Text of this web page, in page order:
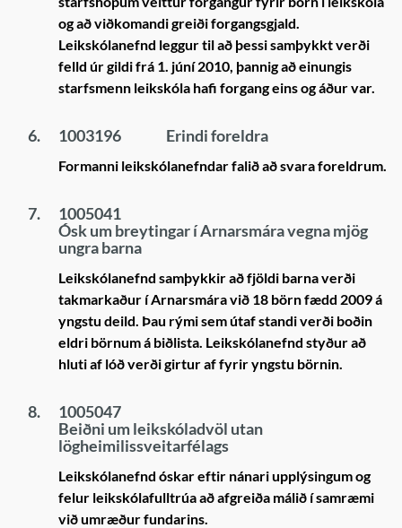
og að viðkomandi greiði forgangsgjald.
Leikskólanefnd leggur til að þessi samþykkt verði
felld úr gildi frá 1. júní 2010, þannig að einungis
starfsmenn leikskóla hafi forgang eins og áður var.
6. 1003196 Erindi foreldra
Formanni leikskólanefndar falið að svara foreldrum.
7.
1005041
Ósk um breytingar í Arnarsmára vegna mjög
ungra barna
Leikskólanefnd samþykkir að fjöldi barna verði
takmarkaður í Arnarsmára við 18 börn fædd 2009 á
yngstu deild. Þau rými sem útaf standi verði boðin
eldri börnum á biðlista. Leikskólanefnd styður að
hluti af lóð verði girtur af fyrir yngstu börnin.
8.
1005047
Beiðni um leikskóladvöl utan
lögheimilissveitarfélags
Leikskólanefnd óskar eftir nánari upplýsingum og
felur leikskólafulltrúa að afgreiða málið í samræmi
við umræður fundarins.